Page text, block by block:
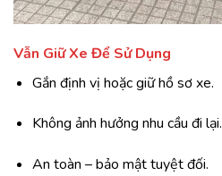
Vẫn Giữ Xe Để Sử Dụng
Gắn định vị hoặc giữ hồ sơ xe.
Không ảnh hưởng nhu cầu đi lại.
An toàn – bảo mật tuyệt đối.